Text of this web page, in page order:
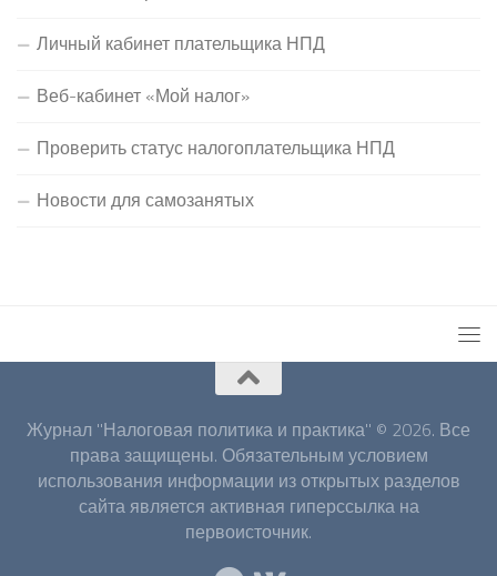
Личный кабинет плательщика НПД
Веб-кабинет «Мой налог»
Проверить статус налогоплательщика НПД
Новости для самозанятых
Журнал "Налоговая политика и практика" © 2026. Все
права защищены. Обязательным условием
использования информации из открытых разделов
сайта является активная гиперссылка на
первоисточник.